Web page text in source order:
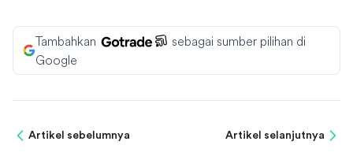
Tambahkan
sebagai sumber pilihan di
Google
Artikel sebelumnya Artikel selanjutnya